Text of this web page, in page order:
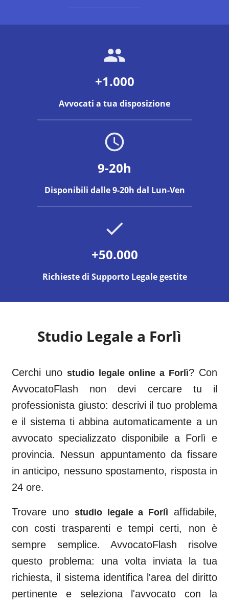
+1.000
Avvocati a tua disposizione
9-20h
Disponibili dalle 9-20h dal Lun-Ven
+50.000
Richieste di Supporto Legale gestite
Studio Legale a Forlì
Cerchi uno studio legale online a Forlì? Con
AvvocatoFlash non devi cercare tu il
professionista giusto: descrivi il tuo problema
e il sistema ti abbina automaticamente a un
avvocato specializzato disponibile a Forlì e
provincia. Nessun appuntamento da fissare
in anticipo, nessuno spostamento, risposta in
24 ore.
Trovare uno studio legale a Forlì
affidabile,
con costi trasparenti e tempi certi, non è
sempre semplice. AvvocatoFlash risolve
questo problema: una volta inviata la tua
richiesta, il sistema identifica l'area del diritto
pertinente e seleziona l'avvocato con la